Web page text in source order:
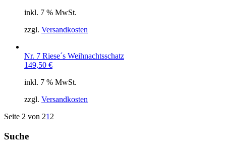
inkl. 7 % MwSt.
zzgl. Versandkosten
Nr. 7 Riese´s Weihnachtsschatz
149,50 €
inkl. 7 % MwSt.
zzgl. Versandkosten
Seite 2 von 21 2
Suche